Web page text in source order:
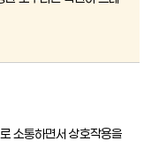
소통하면서 상호작용을